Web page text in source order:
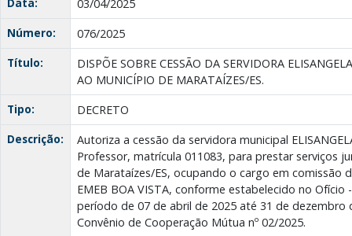
03/04/2025
Número:
076/2025
Título:
DISPÕE SOBRE CESSÃO DA SERVIDORA
AO MUNICÍPIO DE MARATAÍZES/ES.
Tipo:
DECRETO
Descrição:
Autoriza a cessão da servidora municipal
Professor, matrícula 011083, para prestar serviços
de Marataízes/ES, ocupando o cargo em comissão
EMEB BOA VISTA, conforme estabelecido no Ofício
período de 07 de abril de 2025 até 31 de dezembro
Convênio de Cooperação Mútua nº 02/2025.